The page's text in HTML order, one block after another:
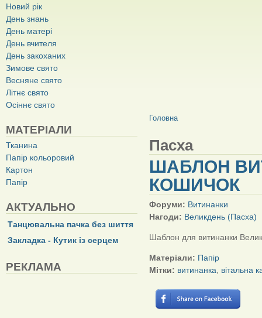
Новий рік
День знань
День матері
День вчителя
День закоханих
Зимове свято
Весняне свято
Літнє свято
Осіннє свято
МАТЕРІАЛИ
Тканина
Папір кольоровий
Картон
Папір
АКТУАЛЬНО
Танцювальна пачка без шиття
Закладка - Кутик із серцем
РЕКЛАМА
ВИ Є ТУТ
Головна
Пасха
ШАБЛОН
КОШИЧОК
Форуми: Витинанки
Нагоди: Великдень (Пасха)
Шаблон для витинанки
Матеріали: Папір
Мітки: витинанка вітальна